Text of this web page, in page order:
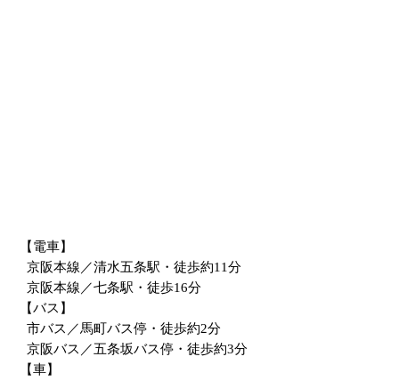
【電車】
京阪本線／清水五条駅・徒歩約11分
京阪本線／七条駅・徒歩16分
【バス】
市バス／馬町バス停・徒歩約2分
京阪バス／五条坂バス停・徒歩約3分
【車】